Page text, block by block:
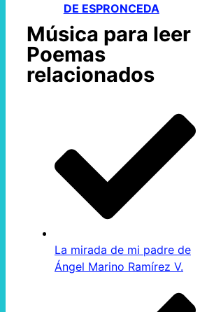
DE ESPRONCEDA
Música para leer
Poemas
relacionados
La mirada de mi padre de
Ángel Marino Ramírez V.